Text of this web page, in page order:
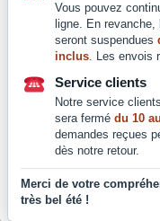
Pour offrir les meilleures
telles que les cookies pour
appareils. Le fait de
traiter des données telles
uniques sur ce site. Le fait
consentement peut avoir
et fonctions.
Vous pouvez
ligne. En
seront suspendues
inclus. Les envois
Service clients
Notre service
sera fermé du 10
demandes reçues
dès notre retour.
Merci de votre
très bel été !